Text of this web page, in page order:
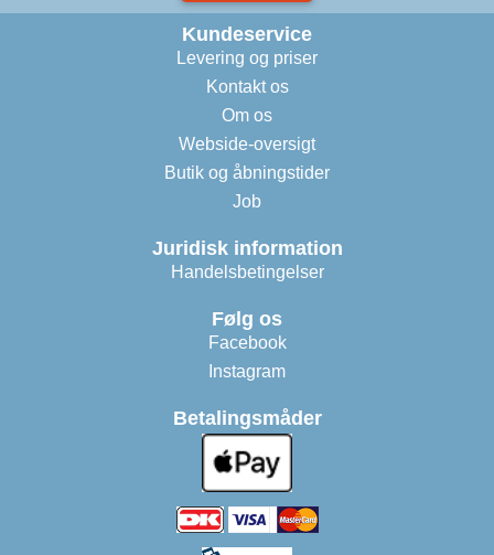
Kundeservice
Levering og priser
Kontakt os
Om os
Webside-oversigt
Butik og åbningstider
Job
Juridisk information
Handelsbetingelser
Følg os
Facebook
Instagram
Betalingsmåder